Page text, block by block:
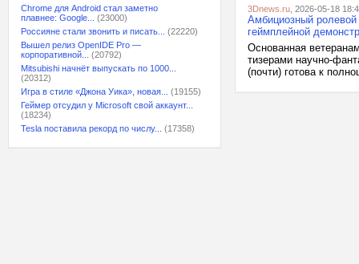
Chrome для Android стал заметно
плавнее: Google...
(23000)
Россияне стали звонить и писать...
(22220)
Вышел релиз OpenIDE Pro —
корпоративной...
(20792)
Mitsubishi начнёт выпускать по 1000...
(20312)
Игра в стиле «Джона Уика», новая...
(19155)
Геймер отсудил у Microsoft свой аккаунт...
(18234)
Tesla поставила рекорд по числу...
(17358)
3Dnews.ru , 2026-05-18
Амбициозный
геймплейной
Основанная
тизерами научно-
(почти) готова к